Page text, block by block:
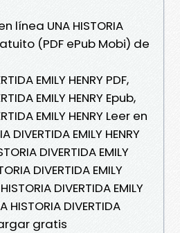
línea UNA HISTORIA
(PDF ePub Mobi) de
EMILY HENRY PDF,
EMILY HENRY Epub,
EMILY HENRY Leer en
DIVERTIDA EMILY HENRY
DIVERTIDA EMILY
DIVERTIDA EMILY
DIVERTIDA EMILY
HISTORIA DIVERTIDA
gratis